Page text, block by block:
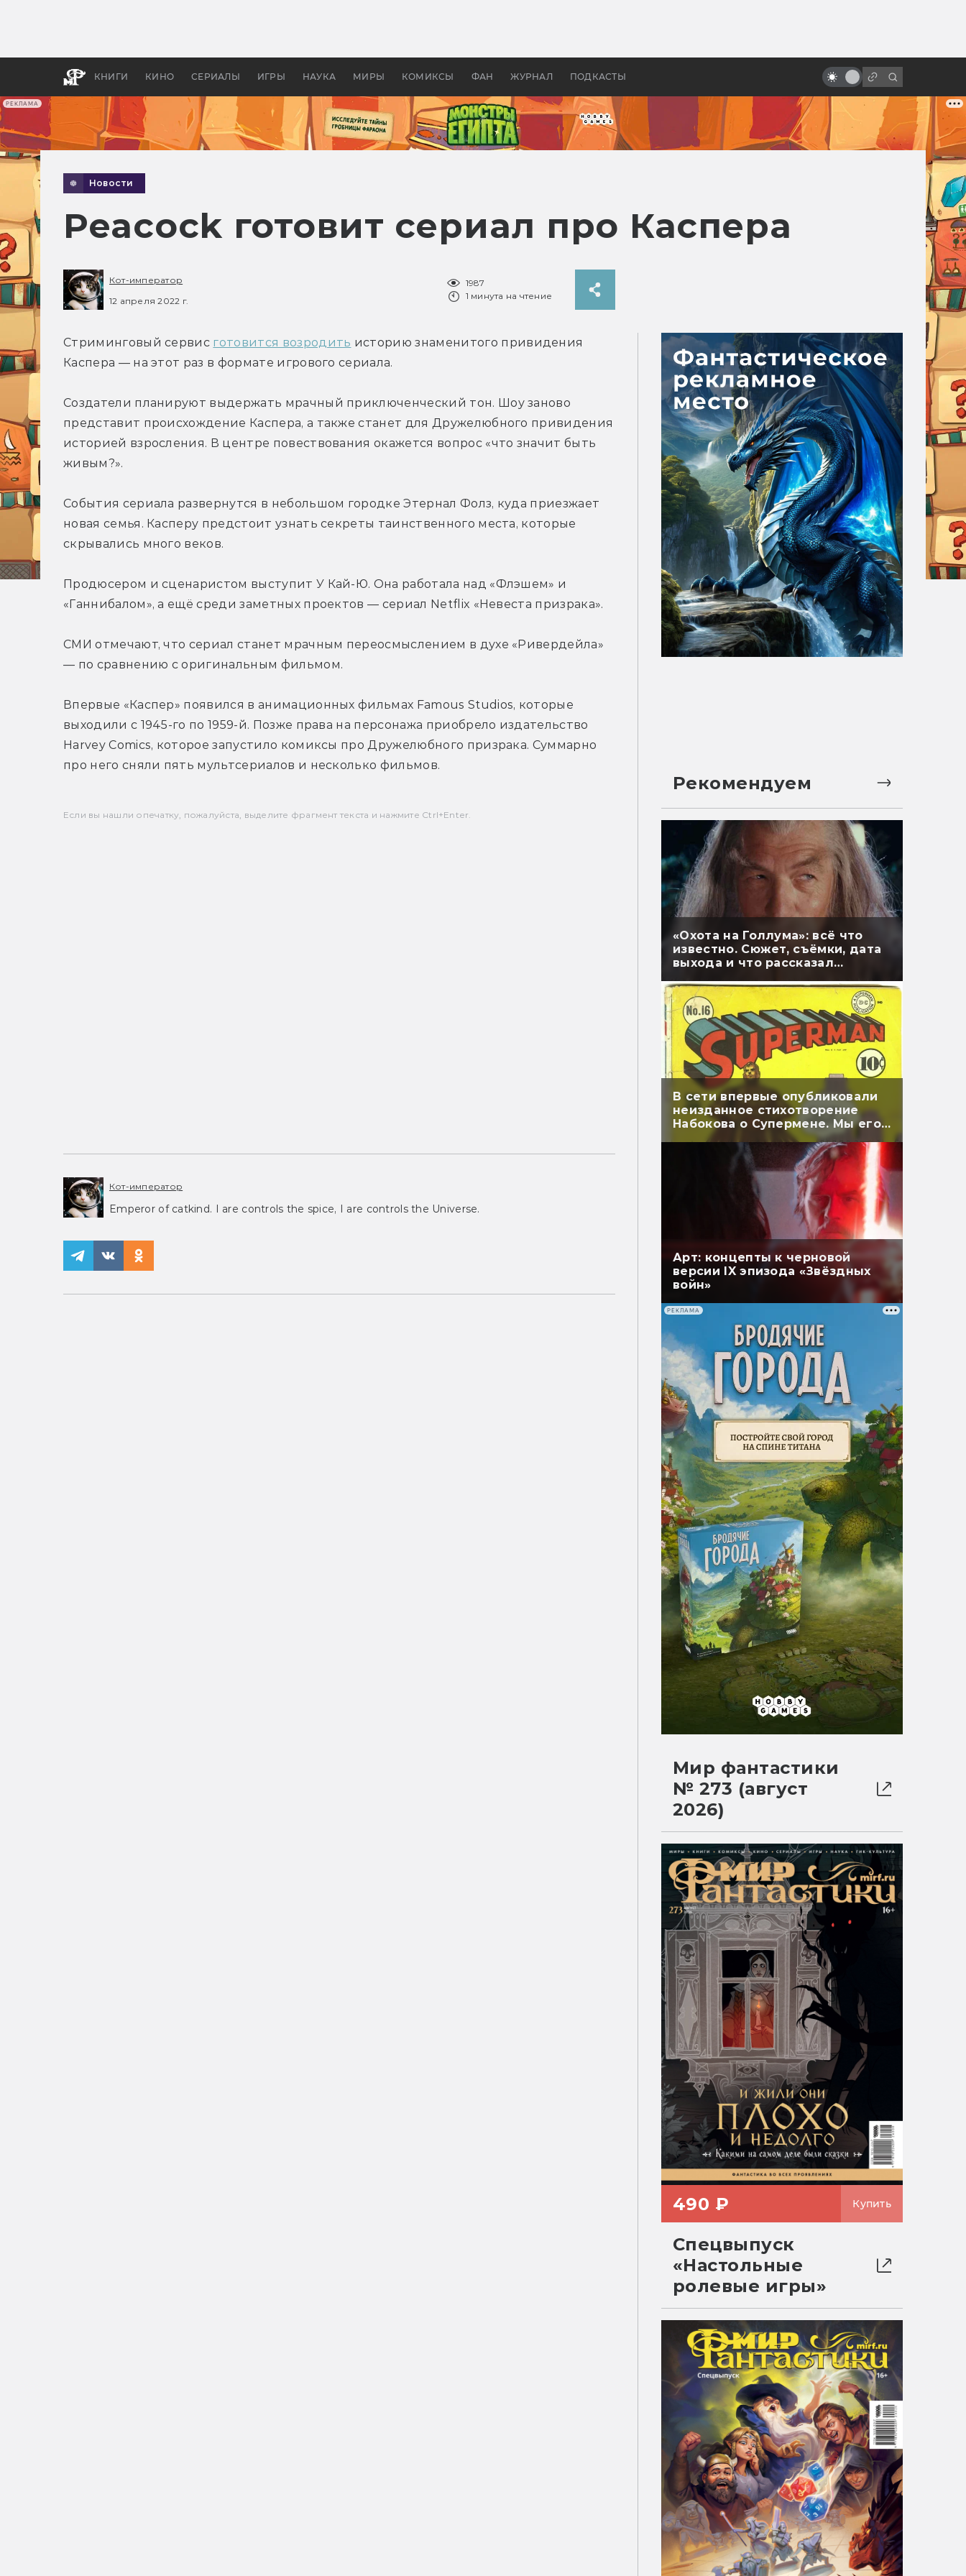
РЕКЛАМА
КНИГИ КИНО СЕРИАЛЫ ИГРЫ НАУКА МИРЫ КОМИКСЫ ФАН ЖУРНАЛ ПОДКАСТЫ
бы «Властелина колец»
Древней Грецией
фильмы от худшего к лучшему
Новости
Peacock готовит сериал про Каспера
Кот-император
12 апреля 2022 г.
1987
1 минута на чтение
Стриминговый сервис готовится возродить историю знаменитого привидения
Каспера — на этот раз в формате игрового сериала.
Создатели планируют выдержать мрачный приключенческий тон. Шоу заново
представит происхождение Каспера, а также станет для Дружелюбного привидения
историей взросления. В центре повествования окажется вопрос «что значит быть
живым?».
События сериала развернутся в небольшом городке Этернал Фолз, куда приезжает
новая семья. Касперу предстоит узнать секреты таинственного места, которые
скрывались много веков.
Продюсером и сценаристом выступит У Кай-Ю. Она работала над «Флэшем» и
«Ганнибалом», а ещё среди заметных проектов — сериал Netflix «Невеста призрака».
СМИ отмечают, что сериал станет мрачным переосмыслением в духе «Ривердейла»
— по сравнению с оригинальным фильмом.
Впервые «Каспер» появился в анимационных фильмах Famous Studios, которые
выходили с 1945-го по 1959-й. Позже права на персонажа приобрело издательство
Harvey Comics, которое запустило комиксы про Дружелюбного призрака. Суммарно
про него сняли пять мультсериалов и несколько фильмов.
Если вы нашли опечатку, пожалуйста, выделите фрагмент текста и нажмите Ctrl+Enter.
Кот-император
Emperor of catkind. I are controls the spice, I are controls the Universe.
Рекомендуем
«Охота на Голлума»: всё что
известно. Сюжет, съёмки, дата
выхода и что рассказал
В сети впервые опубликовали
неизданное стихотворение
Набокова о Супермене. Мы его
перевели
Арт: концепты к черновой
версии IX эпизода «Звёздных
войн»
РЕКЛАМА
Мир фантастики
№ 273 (август
2026)
490 ₽ Купить
Спецвыпуск
«Настольные
ролевые игры»